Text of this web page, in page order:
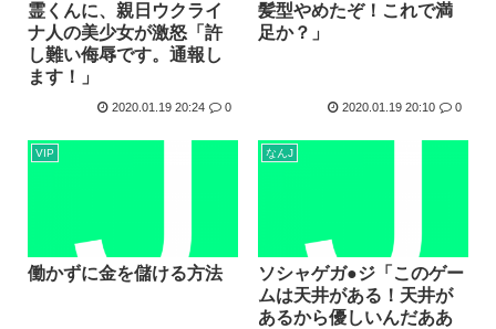
霊くんに、親日ウクライ
ナ人の美少女が激怒「許
し難い侮辱です。通報し
ます！」
2020.01.19 20:24 0
髪型やめたぞ！これで満
足か？」
2020.01.19 20:10 0
VIP
働かずに金を儲ける方法
なんJ
ソシャゲガ●ジ「このゲー
ムは天井がある！天井が
あるから優しいんだああ